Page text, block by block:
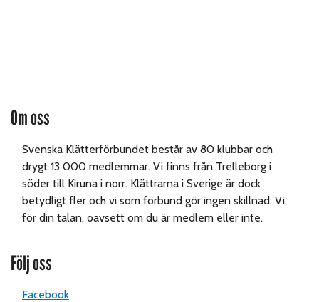
Om oss
Svenska Klätterförbundet består av 80 klubbar och
drygt 13 000 medlemmar. Vi finns från Trelleborg i
söder till Kiruna i norr. Klättrarna i Sverige är dock
betydligt fler och vi som förbund gör ingen skillnad: Vi
för din talan, oavsett om du är medlem eller inte.
Följ oss
Facebook